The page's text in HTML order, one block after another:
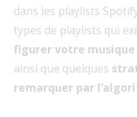
dans les playlists
types de playlists qui
figurer votre musique
ainsi que quelques
remarquer par